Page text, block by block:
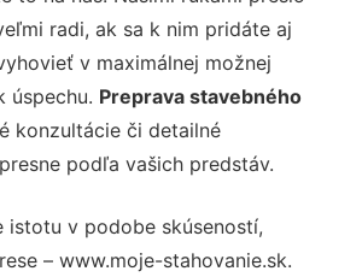
radi, ak sa k nim pridáte aj
v maximálnej možnej
úspechu. Preprava stavebného
konzultácie či detailné
podľa vašich predstáv.
v podobe skúseností,
– www.moje-stahovanie.sk.